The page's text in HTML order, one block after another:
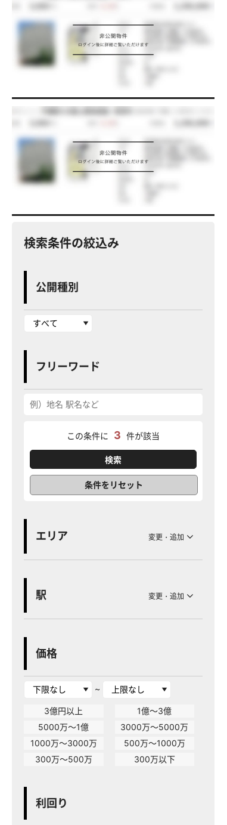
検索条件の絞込み
公開種別
フリーワード
この条件に 3 件が該当
条件をリセット
エリア 変更・追加
駅 変更・追加
価格
~
3億円以上
1億～3億
5000万～1億
3000万～5000万
1000万～3000万
500万～1000万
300万～500万
300万以下
利回り